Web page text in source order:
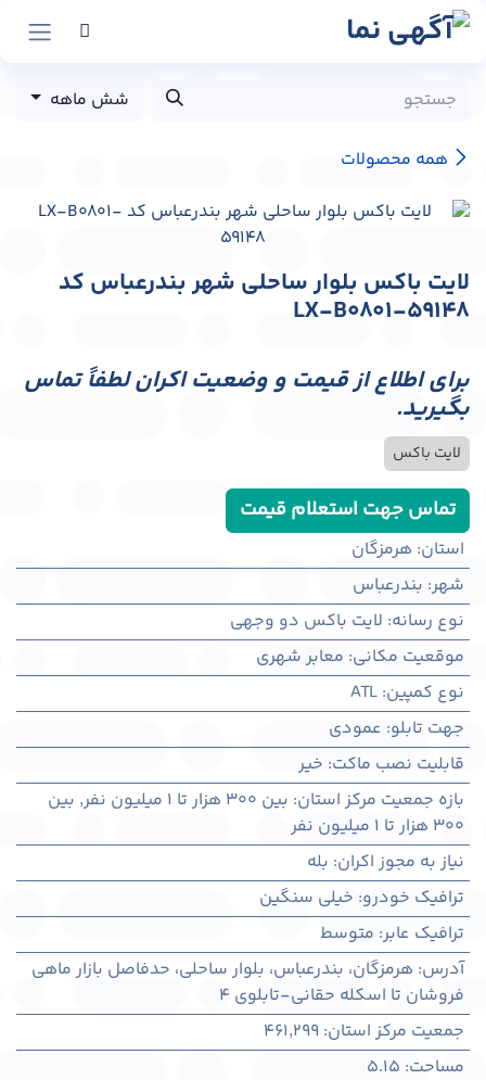
پرش به محتوا
همه محصولات
شش ماهه
لایت باکس بلوار ساحلی شهر بندرعباس کد
LX-B0801-59148
برای اطلاع از قیمت و وضعیت اکران لطفاً تماس
بگیرید.
لایت باکس
تماس جهت استعلام قیمت
استان: هرمزگان
شهر: بندرعباس
نوع رسانه: لایت باکس دو وجهی
موقعیت مکانی: معابر شهری
نوع کمپین:
ATL
جهت تابلو: عمودی
قابلیت نصب ماکت: خیر
بازه جمعیت مرکز استان: بین ۳۰۰ هزار تا ۱ میلیون نفر , بین
۳۰۰ هزار تا ۱ میلیون نفر
نیاز به مجوز اکران: بله
ترافیک خودرو: خیلی سنگین
ترافیک عابر: متوسط
آدرس: هرمزگان، بندرعباس، بلوار ساحلی، حدفاصل بازار ماهی
فروشان تا اسکله حقانی-تابلوی 4
جمعیت مرکز استان:
461,299
مساحت:
5.15